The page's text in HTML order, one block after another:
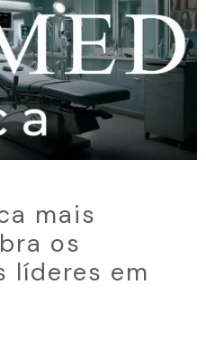
mais
os
líderes em